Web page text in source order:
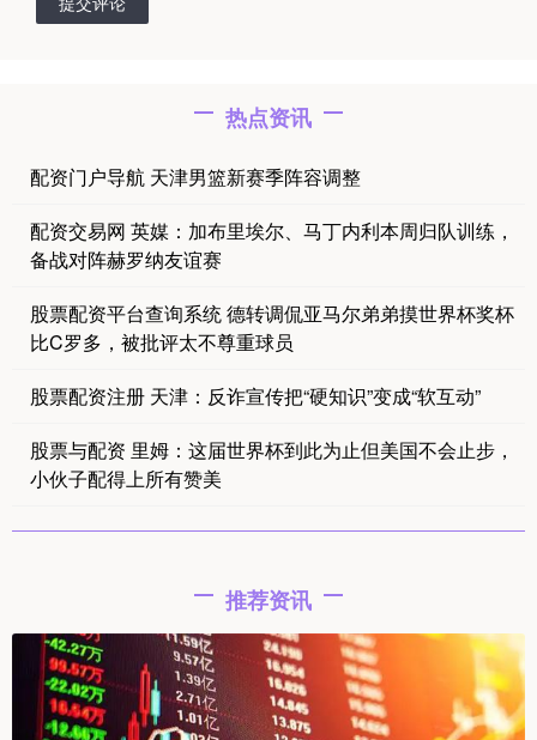
热点资讯
配资门户导航 天津男篮新赛季阵容调整
配资交易网 英媒：加布里埃尔、马丁内利本周归队训练，
备战对阵赫罗纳友谊赛
股票配资平台查询系统 德转调侃亚马尔弟弟摸世界杯奖杯
比C罗多，被批评太不尊重球员
股票配资注册 天津：反诈宣传把“硬知识”变成“软互动”
股票与配资 里姆：这届世界杯到此为止但美国不会止步，
小伙子配得上所有赞美
推荐资讯